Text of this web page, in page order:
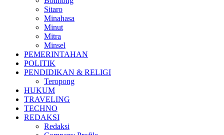
Sitaro
Minahasa
Minut
Mitra
Minsel
PEMERINTAHAN
POLITIK
PENDIDIKAN & RELIGI
Teropong
HUKUM
TRAVELING
TECHNO
REDAKSI
Redaksi